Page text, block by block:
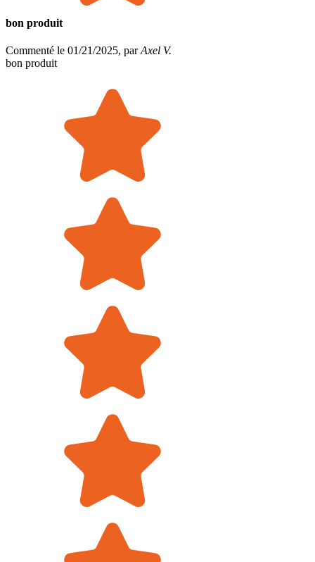
bon produit
Commenté le 01/21/2025, parAxel V.
bon produit